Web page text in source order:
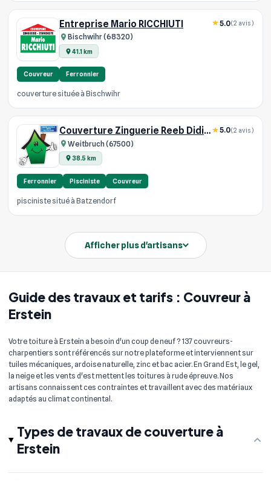
Guide des travaux et tarifs : Couvreur à
Erstein
Votre toiture à Erstein a besoin d'un coup de neuf ? 137 couvreurs-
charpentiers sont référencés sur notre plateforme et interviennent sur
tuiles mécaniques, ardoise naturelle, zinc et bac acier. En Grand Est, le gel,
la neige et les vents d'est mettent les toitures à rude épreuve. Nos
artisans connaissent ces contraintes et travaillent avec des matériaux
adaptés au climat continental.
Types de travaux de couverture à
Erstein
Entreprise Mario RICCHIUTI
Bischwihr (68320)
41.1 km
5.0(2 avis)
Couvreur Ferronnier
couverture située à Bischwihr
Couverture Zinguerie Reeb Didier
Weitbruch (67500)
38.5 km
5.0(2 avis)
Ferronnier Pisciniste Couvreur
pisciniste situé à Batzendorf
Afficher plus d'artisans